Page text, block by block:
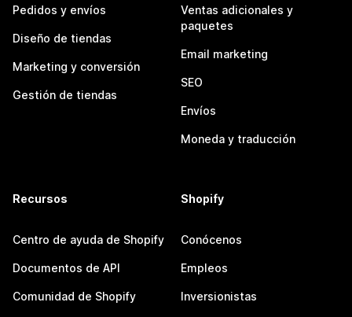
Pedidos y envíos
Diseño de tiendas
Marketing y conversión
Gestión de tiendas
Ventas adicionales y
paquetes
Email marketing
SEO
Envíos
Moneda y traducción
Recursos
Centro de ayuda de Shopify
Documentos de API
Comunidad de Shopify
Shopify
Conócenos
Empleos
Inversionistas